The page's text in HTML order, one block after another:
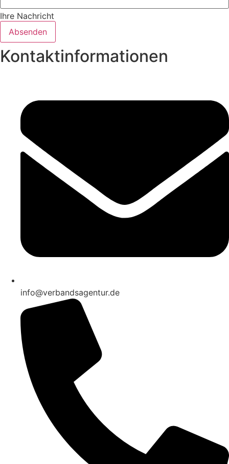
Ihre Nachricht
Absenden
Kontaktinformationen
info@verbandsagentur.de